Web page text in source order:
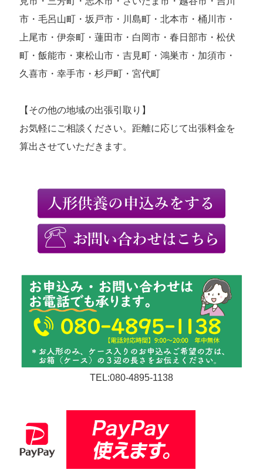
市・毛呂山町・坂戸市・川島町・北本市・桶川市・
上尾市・伊奈町・蓮田市・白岡市・春日部市・松伏
町・飯能市・東松山市・吉見町・鴻巣市・加須市・
久喜市・幸手市・杉戸町・宮代町
【その他の地域の出張引取り】
お気軽にご相談ください。距離に応じて出張料金を
算出させていただきます。
TEL:080-4895-1138